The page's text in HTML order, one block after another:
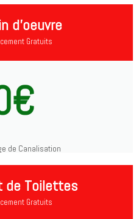
d'oeuvre
Gratuits
de Canalisation
de Toilettes
Gratuits